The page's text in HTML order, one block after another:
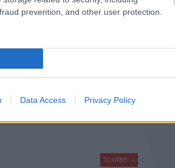
prevention, and other user protection.
Data Access Privacy Policy
komment
TOVÁBB →